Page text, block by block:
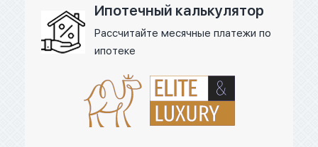
Ипотечный калькулятор
Рассчитайте месячные платежи по
ипотеке